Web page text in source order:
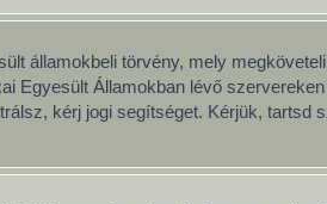
államokbeli törvény, mely
Egyesült Államokban lévő
kérj jogi segítséget. Kérjük, tartsd